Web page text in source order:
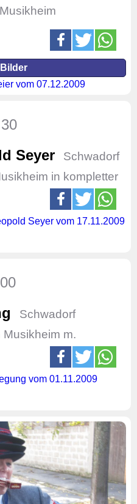
Musikheim
vom 07.12.2009
Seyer
Schwadorf
in kompletter
Seyer vom 17.11.2009
Schwadorf
m.
vom 01.11.2009